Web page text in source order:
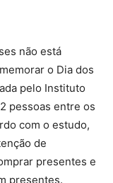
não está
o Dia dos
pelo Instituto
pessoas entre os
com o estudo,
de
presentes e
presentes.